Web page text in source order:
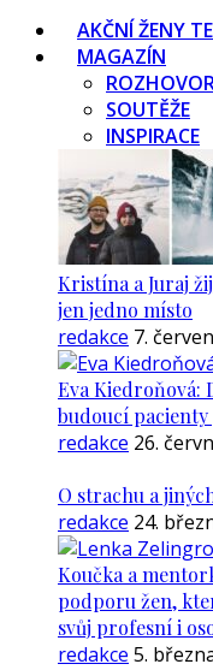
AKČNÍ ŽENY
MAGAZÍN
SOUTĚŽE
INSPIRACE
Kristína a Juraj
jen jedno místo
redakce 7.
Eva Kiedroňová:
budoucí
redakce 26.
O strachu a
redakce 24.
Koučka a
podporu žen,
svůj profesní i
redakce 5.